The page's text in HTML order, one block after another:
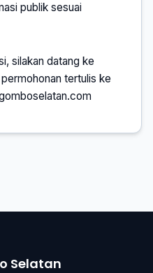
publik sesuai
silakan datang ke
tertulis ke
Selatan